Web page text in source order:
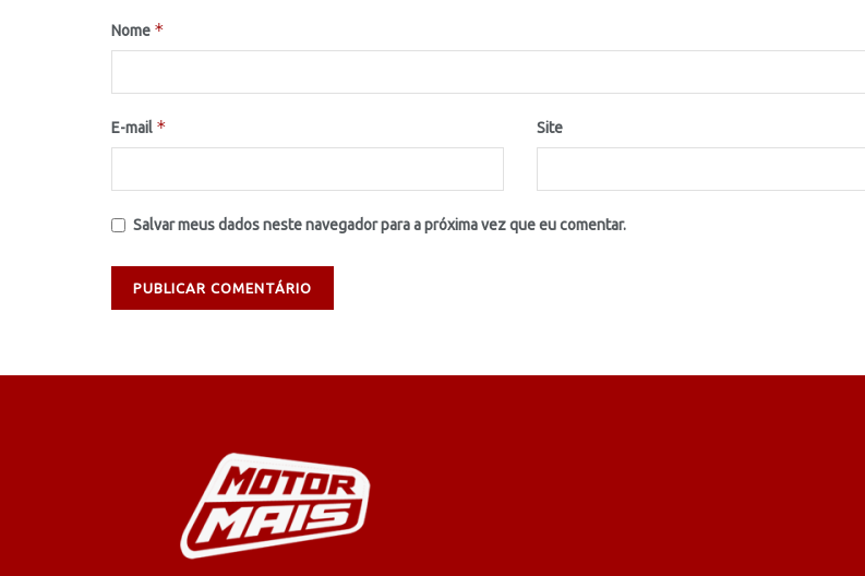
Nome *
E-mail * Site
Salvar meus dados neste navegador para a próxima vez que eu comentar.